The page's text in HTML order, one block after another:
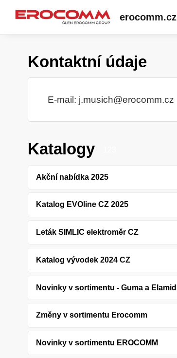
erocomm.cz
Kontaktní údaje
E-mail: j.musich@erocomm.cz
Katalogy
Akční nabídka 2025
Katalog EVOline CZ 2025
Leták SIMLIC elektroměr CZ
Katalog vývodek 2024 CZ
Novinky v sortimentu - Guma a Elamid
Změny v sortimentu Erocomm
Novinky v sortimentu EROCOMM